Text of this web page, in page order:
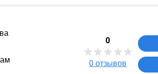
0
0 отзывов